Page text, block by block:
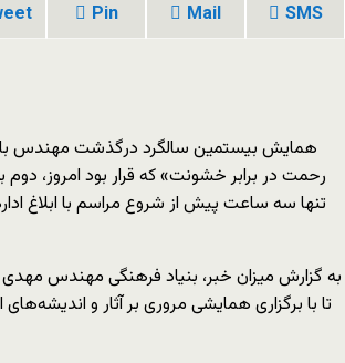
Pin Mail SMS
همایش بیستمین سالگرد درگذشت مهندس
تنها سه ساعت پیش از شروع مراسم با ابلاغ
به گزارش میزان خبر، بنیاد فرهنگی مهندس
تا با برگزاری همایشی مروری بر آثار و اندیشه‌های